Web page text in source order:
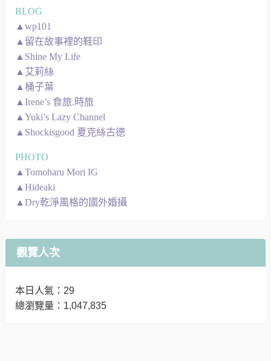
BLOG
▲wp101
▲留在故事裡的鞋印
▲Shine My Life
▲艾莉絲
▲桶子葉
▲Irene’s 食旅.時旅
▲Yuki’s Lazy Channel
▲Shockisgood 夏克絲古德
PHOTO
▲Tomoharu Mori IG
▲Hideaki
▲Dry乾淨風格的國外婚攝
觀覽人次
本日人氣：29
總瀏覽量：1,047,835